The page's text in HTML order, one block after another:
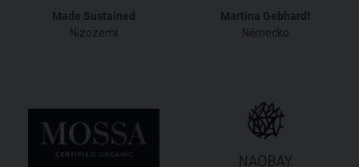
Made Sustained
Nizozemí
Martina Gebhardt
Německo